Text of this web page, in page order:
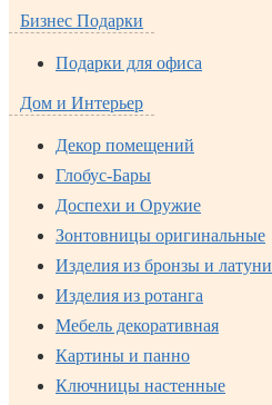
Бизнес Подарки
Подарки для офиса
Дом и Интерьер
Декор помещений
Глобус-Бары
Доспехи и Оружие
Зонтовницы оригинальные
Изделия из бронзы и латуни
Изделия из ротанга
Мебель декоративная
Картины и панно
Ключницы настенные